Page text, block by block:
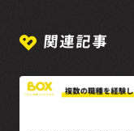
関連記事